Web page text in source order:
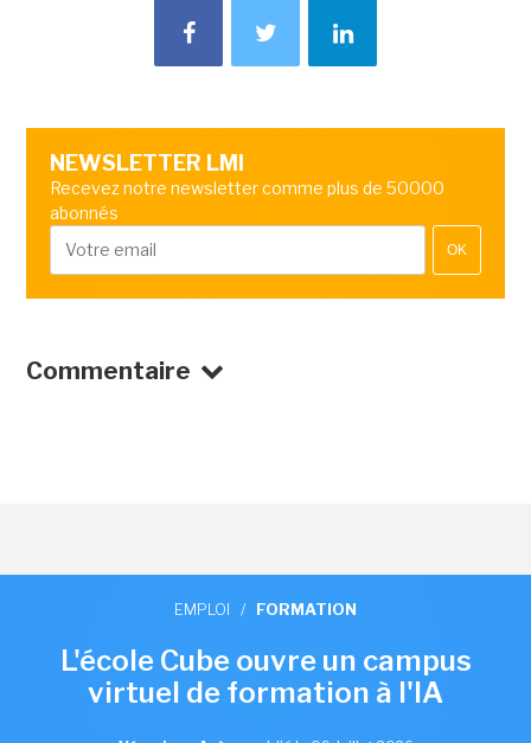
NEWSLETTER LMI
Recevez notre newsletter comme plus de 50000
abonnés
OK
Commentaire
EMPLOI / FORMATION
L'école Cube ouvre un campus
virtuel de formation à l'IA